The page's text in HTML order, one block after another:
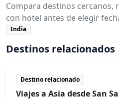
Compara destinos cercanos,
con hotel antes de elegir
India
Destinos relacionados
Destino relacionado
Viajes a Asia desde San